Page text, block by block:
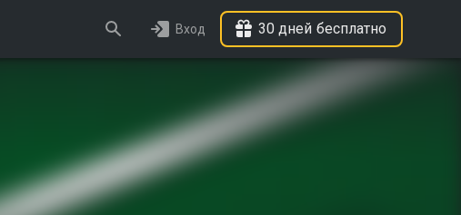
Вход 30 дней бесплатно